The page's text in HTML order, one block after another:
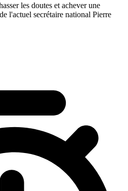
les doutes et achever une
l'actuel secrétaire national Pierre